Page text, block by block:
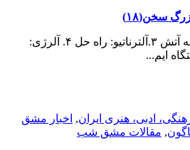
سخن(۱۸)
۱.آلام: رنج‌ها ۲.آلاوه: شعله آتش ۳‌.آلترناتیو: راه حل ۴. آلرژی:
ایم...
ادبی، هنری ایران, اخبار مشق
, مقالات مشق شب